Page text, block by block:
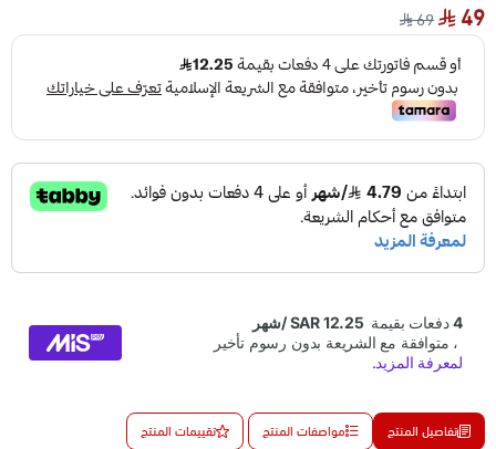
49
69
تفاصيل المنتج مواصفات المنتج تقييمات المنتج